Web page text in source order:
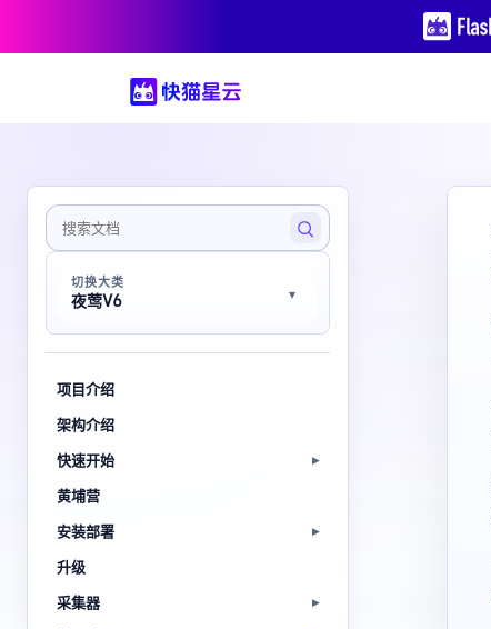
切换大类
夜莺V6
项目介绍
架构介绍
快速开始
黄埔营
安装部署
升级
采集器